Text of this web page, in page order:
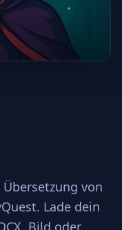
von
Lade dein